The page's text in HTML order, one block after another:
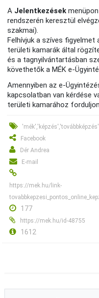
A Jelentkezések
rendszerén keresztül
szakmai).
Felhívjuk a szíves figyelmet
területi kamarák által
és a tagnyilvántartásban
követhetők a MÉK e-
Amennyiben az e-
kapcsolatban van kérdése
területi kamarához
Facebook
Dér Andrea
E-mail
https://mek.hu/link-
177
https://mek.hu/id-48755
1612